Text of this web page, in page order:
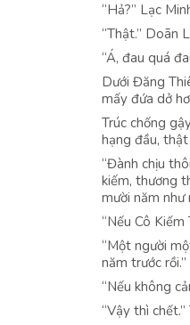
“Hả?” Lạc
“Thật.” Doãn
“Á, đau quá
Dưới Đăng
mấy đứa dở
Trúc chống
hạng đầu,
“Đành chịu
kiếm, thương
mười năm như
“Nếu Cô
“Một người
năm trước rồi.”
“Nếu không
“Vậy thì